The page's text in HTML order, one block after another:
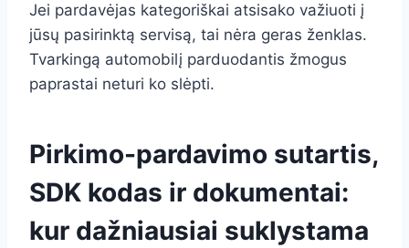
Jei pardavėjas kategoriškai atsisako važiuoti į
jūsų pasirinktą servisą, tai nėra geras ženklas.
Tvarkingą automobilį parduodantis žmogus
paprastai neturi ko slėpti.
Pirkimo-pardavimo sutartis,
SDK kodas ir dokumentai:
kur dažniausiai suklystama